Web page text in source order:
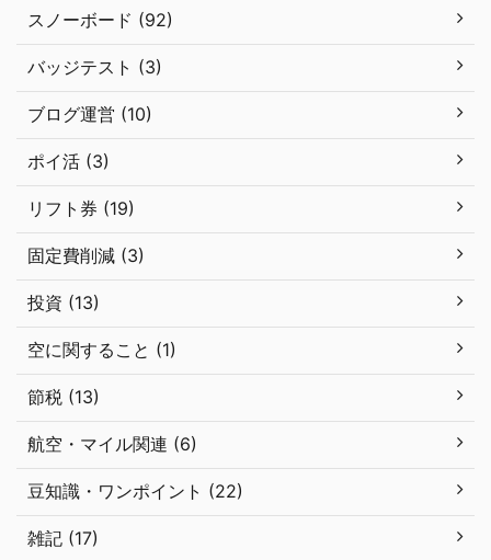
スノーボード (92)
バッジテスト (3)
ブログ運営 (10)
ポイ活 (3)
リフト券 (19)
固定費削減 (3)
投資 (13)
空に関すること (1)
節税 (13)
航空・マイル関連 (6)
豆知識・ワンポイント (22)
雑記 (17)